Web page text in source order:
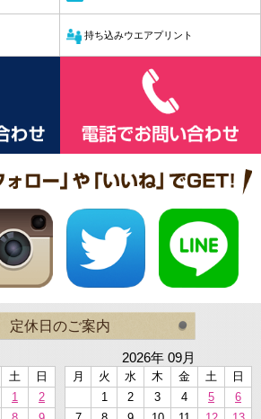
持ち込みウエアプリント
定休日のご案内
土
日
1
2
2026年 09月
月 火 水 木 金 土
日
1
2 3 4 5
6